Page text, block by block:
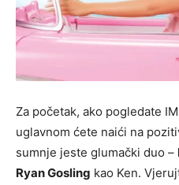
Za početak, ako pogledate
uglavnom ćete naići na
sumnje jeste glumački duo –
Ryan Gosling kao Ken.